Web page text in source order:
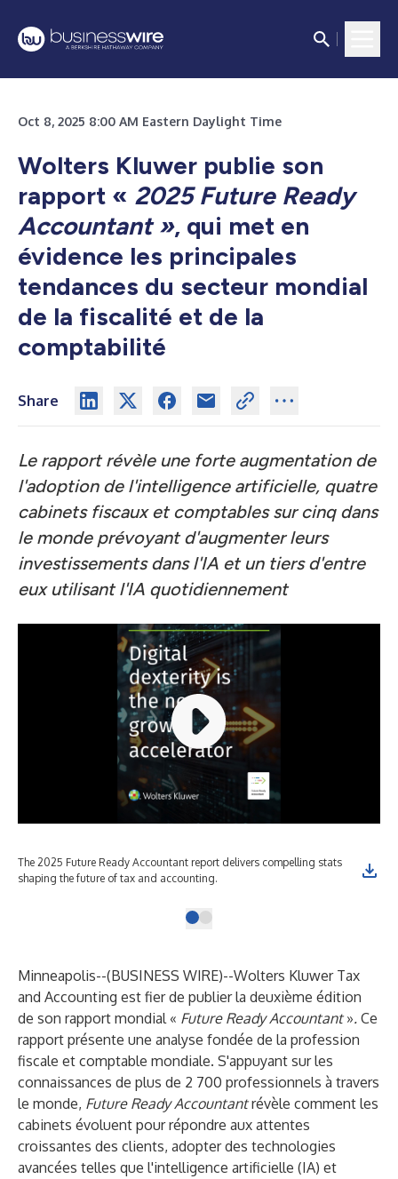
Oct 8, 2025 8:00 AM Eastern Daylight Time
Wolters Kluwer publie son
rapport « 2025 Future Ready
Accountant », qui met en
évidence les principales
tendances du secteur mondial
de la fiscalité et de la
comptabilité
Share
Le rapport révèle une forte augmentation de
l'adoption de l'intelligence artificielle, quatre
cabinets fiscaux et comptables sur cinq dans
le monde prévoyant d'augmenter leurs
investissements dans l'IA et un tiers d'entre
eux utilisant l'IA quotidiennement
The 2025 Future Ready Accountant report delivers compelling stats
shaping the future of tax and accounting.
Minneapolis--(BUSINESS WIRE)--Wolters Kluwer Tax
and Accounting est fier de publier la deuxième édition
de son rapport mondial « Future Ready Accountant ». Ce
rapport présente une analyse fondée de la profession
fiscale et comptable mondiale. S'appuyant sur les
connaissances de plus de 2 700 professionnels à travers
le monde, Future Ready Accountantrévèle comment les
cabinets évoluent pour répondre aux attentes
croissantes des clients, adopter des technologies
avancées telles que l'intelligence artificielle (IA) et